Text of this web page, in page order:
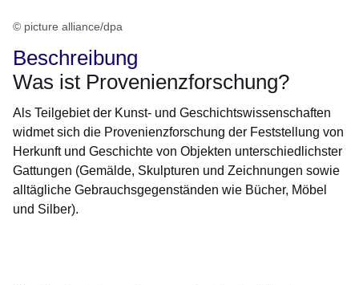
© picture alliance/dpa
Beschreibung
Was ist Provenienzforschung?
Als Teilgebiet der Kunst- und Geschichtswissenschaften
widmet sich die Provenienzforschung der Feststellung von
Herkunft und Geschichte von Objekten unterschiedlichster
Gattungen (Gemälde, Skulpturen und Zeichnungen sowie
alltägliche Gebrauchsgegenständen wie Bücher, Möbel
und Silber).